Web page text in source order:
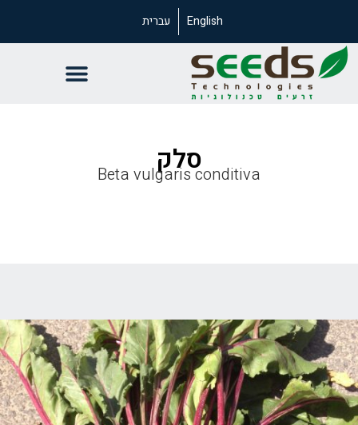
English עברית
סלק
Beta vulgaris conditiva